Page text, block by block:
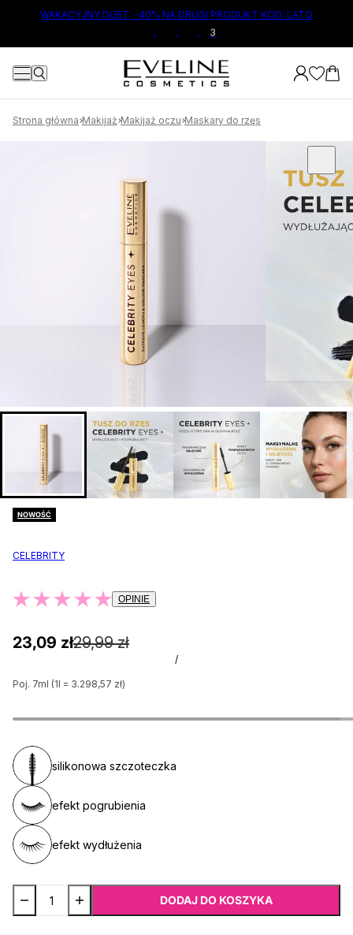
TREŚCI
WAKACYJNY DUET: -40% NA DRUGI PRODUKT KOD: LATO
:
: : 2
Strona główna Makijaż Makijaż oczu Maskary do rzęs
NOWOŚĆ
CELEBRITY
OPINIE
23,09 zł29,99 zł
/
Poj. 7ml (1l = 3.298,57 zł)
efekt pogrubienia
efekt wydłużenia
silikonowa szczoteczka
DODAJ DO KOSZYKA